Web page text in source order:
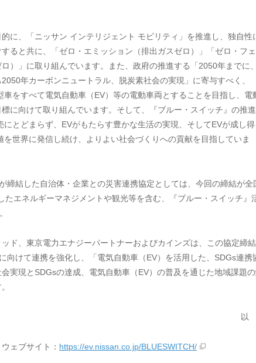
に、「ニッサン インテリジェント モビリティ」を推進し、独自性
ると共に、「ゼロ・エミッション（排出ガスゼロ）」「ゼロ・フ
）」に取り組んでいます。また、政府の推進する「2050年までに、
年カーボンニュートラル、脱炭素社会の実現」に寄与すべく、
をすべて電気自動車（EV）等の電動車両とすることを目指し、電
に向けて取り組んでいます。そして、『ブルー・スイッチ』の推
とどまらず、EVがもたらす豊かな生活の実現、そしてEVが成し得
世界に発信し続け、よりよい社会づくりへの貢献を目指していま
結した自治体・企業との災害連携協定としては、今回の締結が全
たエネルギーマネジメントや観光等を含む、『ブルー・スイッチ』
ド、東京電力エナジーパートナーおよびカインズは、この協定締
向けて連携を強化し、「電気自動車（EV）を活用した、SDGs連携
実現とSDGsの達成、電気自動車（EV）の普及を通じた地域課題
以
ェブサイト： https://ev.nissan.co.jp/BLUESWITCH/